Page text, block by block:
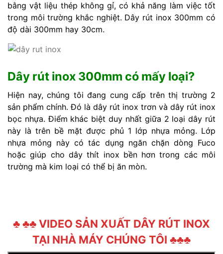
bằng vật liệu thép không gỉ, có khả năng làm việc tốt
trong môi trường khắc nghiệt. Dây rút inox 300mm có
độ dài 300mm hay 30cm.
Dây rút inox 300mm có mấy loại?
Hiện nay, chúng tôi đang cung cấp trên thị trường 2
sản phẩm chính. Đó là dây rút inox trơn và dây rút inox
bọc nhựa. Điểm khác biệt duy nhất giữa 2 loại dây rút
này là trên bề mặt được phủ 1 lớp nhựa mỏng. Lớp
nhựa mỏng này có tác dụng ngăn chặn dòng Fuco
hoặc giúp cho dây thít inox bền hơn trong các môi
trường mà kim loại có thể bị ăn mòn.
♣ ♣♣ VIDEO SẢN XUẤT DÂY RÚT INOX
TẠI NHÀ MÁY CHÚNG TÔI ♣♣♣